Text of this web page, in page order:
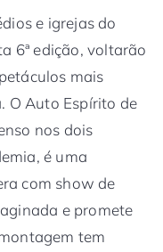
e igrejas do
6ª edição, voltarão
mais
O Auto Espírito de
nos dois
é uma
com show de
e promete
tem